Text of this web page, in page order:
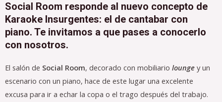
Social Room responde al nuevo concepto de
Karaoke Insurgentes: el de cantabar con
piano. Te invitamos a que pases a conocerlo
con nosotros.
El salón de Social Room, decorado con mobiliario lounge y un
escenario con un piano, hace de este lugar una excelente
excusa para ir a echar la copa o el trago después del trabajo.